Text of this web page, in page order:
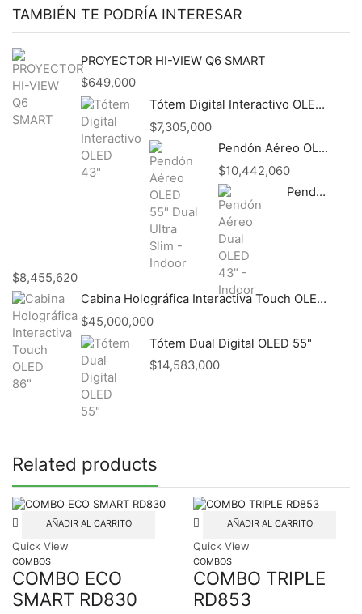
TAMBIÉN TE PODRÍA INTERESAR
PROYECTOR HI-VIEW Q6 SMART
$649,000
Tótem Digital Interactivo OLED 43"
$7,305,000
Pendón Aéreo OLED 55" Dual Ultra Slim - Indoor
$10,442,060
Pendón Aéreo Dual OLED 43" - Indoor
$8,455,620
Cabina Holográfica Interactiva Touch OLED 86"
$45,000,000
Tótem Dual Digital OLED 55"
$14,583,000
Related products
AÑADIR AL CARRITO
Quick View
COMBOS
COMBO ECO
SMART RD830
AÑADIR AL CARRITO
Quick View
COMBOS
COMBO TRIPLE
RD853